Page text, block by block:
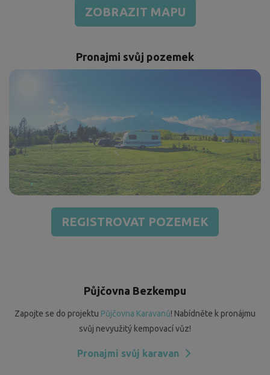
ZOBRAZIT MAPU
Pronajmi svůj pozemek
REGISTROVAT POZEMEK
Půjčovna Bezkempu
Zapojte se do projektu Půjčovna Karavanů! Nabídněte k pronájmu
svůj nevyužitý kempovací vůz!
Pronajmi svůj karavan